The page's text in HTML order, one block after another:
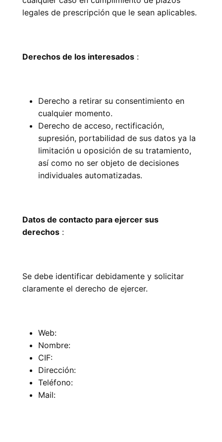
legales de prescripción que le sean aplicables.
Derechos de los interesados:
Derecho a retirar su consentimiento en
cualquier momento.
Derecho de acceso, rectificación,
supresión, portabilidad de sus datos ya la
limitación u oposición de su tratamiento,
así como no ser objeto de decisiones
individuales automatizadas.
Datos de contacto para ejercer sus
derechos:
Se debe identificar debidamente y solicitar
claramente el derecho de ejercer.
Web:
Nombre:
CIF:
Dirección:
Teléfono:
Mail: